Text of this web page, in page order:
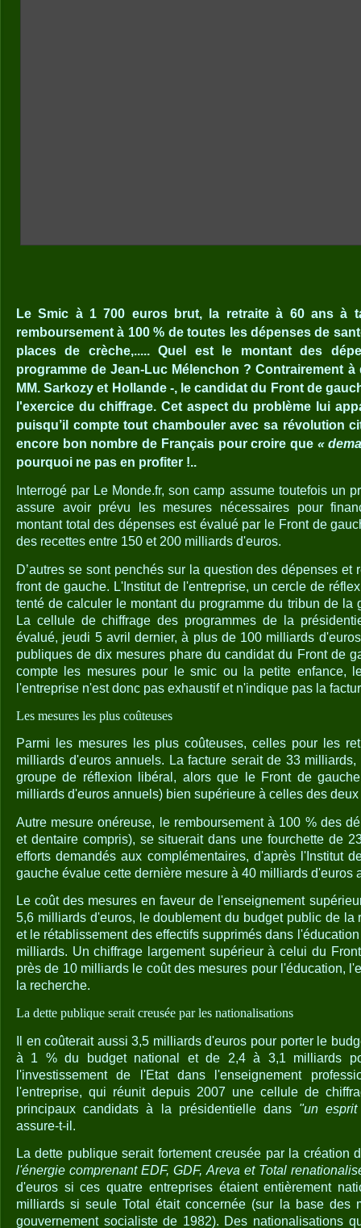
Le Smic à 1 700 euros brut, la retraite à 60 ans à
remboursement à 100 % de toutes les dépenses de
places de crèche,..... Quel est le montant des
programme de Jean-Luc Mélenchon ? Contrairement
MM. Sarkozy et Hollande -, le candidat du Front de
l'exercice du chiffrage. Cet aspect du problème lui
puisqu’il compte tout chambouler avec sa révolution
encore bon nombre de Français pour croire que «
pourquoi ne pas en profiter !..
Interrogé par Le Monde.fr, son camp assume toutefois un
assure avoir prévu les mesures nécessaires pour
montant total des dépenses est évalué par le Front de
des recettes entre 150 et 200 milliards d'euros.
D’autres se sont penchés sur la question des dépenses et
front de gauche. L'Institut de l'entreprise, un cercle de
tenté de calculer le montant du programme du tribun de la
La cellule de chiffrage des programmes de la
évalué, jeudi 5 avril dernier, à plus de 100 milliards
publiques de dix mesures phare du candidat du Front de
compte les mesures pour le smic ou la petite enfance,
l'entreprise n'est donc pas exhaustif et n'indique pas la
Les mesures les plus coûteuses
Parmi les mesures les plus coûteuses, celles pour les
milliards d'euros annuels. La facture serait de 33
groupe de réflexion libéral, alors que le Front de
milliards d'euros annuels) bien supérieure à celles des deux
Autre mesure onéreuse, le remboursement à 100 % des
et dentaire compris), se situerait dans une fourchette de
efforts demandés aux complémentaires, d'après l'Institut
gauche évalue cette dernière mesure à 40 milliards d'euros
Le coût des mesures en faveur de l'enseignement
5,6 milliards d'euros, le doublement du budget public de la
et le rétablissement des effectifs supprimés dans
milliards. Un chiffrage largement supérieur à celui du
près de 10 milliards le coût des mesures pour l'éducation,
la recherche.
La dette publique serait creusée par les nationalisations
Il en coûterait aussi 3,5 milliards d'euros pour porter le
à 1 % du budget national et de 2,4 à 3,1 milliards
l'investissement de l'Etat dans l'enseignement
l'entreprise, qui réunit depuis 2007 une cellule de
principaux candidats à la présidentielle dans "un
assure-t-il.
La dette publique serait fortement creusée par la création
l'énergie comprenant EDF, GDF, Areva et Total
d'euros si ces quatre entreprises étaient entièrement
milliards si seule Total était concernée (sur la base des
gouvernement socialiste de 1982). Des nationalisations